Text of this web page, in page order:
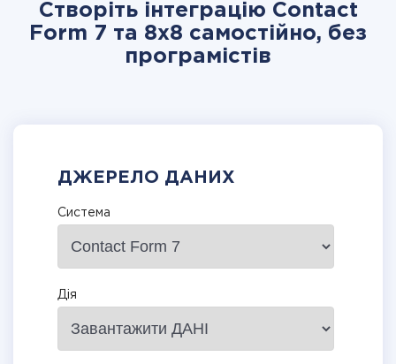
Створіть інтеграцію Contact
Form 7 та 8x8 самостійно, без
програмістів
ДЖЕРЕЛО ДАНИХ
Система
Дія